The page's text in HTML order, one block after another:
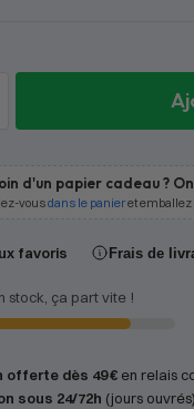
d'un papier cadeau ?
vousdans le panieret emballez
favoris Frais de
stock, ça part vite !
offerte dès 49 €en relais
sous 24/72h (jours ouvrés)